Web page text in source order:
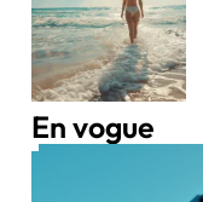
En vogue